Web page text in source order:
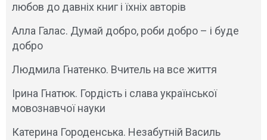
любов до давніх книг і їхніх авторів
Алла Галас. Думай добро, роби добро – і буде
добро
Людмила Гнатенко. Вчитель на все життя
Ірина Гнатюк. Гордість і слава української
мовознавчої науки
Катерина Городенська. Незабутній Василь